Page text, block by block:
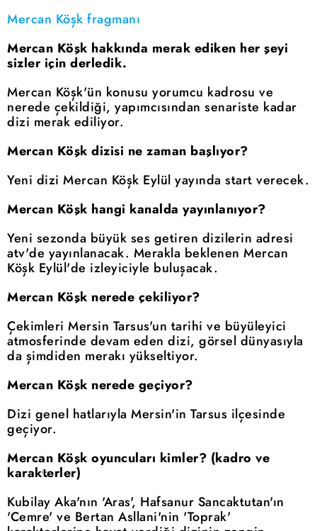
Mercan Köşk fragmanı
Mercan Köşk hakkında merak ediken her şeyi
sizler için derledik.
Mercan Köşk'ün konusu yorumcu kadrosu ve
nerede çekildiği, yapımcısından senariste kadar
dizi merak ediliyor.
Mercan Köşk dizisi ne zaman başlıyor?
Yeni dizi Mercan Köşk Eylül yayında start verecek.
Mercan Köşk hangi kanalda yayınlanıyor?
Yeni sezonda büyük ses getiren dizilerin adresi
atv'de yayınlanacak. Merakla beklenen Mercan
Köşk Eylül'de izleyiciyle buluşacak.
Mercan Köşk nerede çekiliyor?
Çekimleri Mersin Tarsus'un tarihi ve büyüleyici
atmosferinde devam eden dizi, görsel dünyasıyla
da şimdiden merakı yükseltiyor.
Mercan Köşk nerede geçiyor?
Dizi genel hatlarıyla Mersin'in Tarsus ilçesinde
geçiyor.
Mercan Köşk oyuncuları kimler? (kadro ve
karakterler)
Kubilay Aka'nın 'Aras', Hafsanur Sancaktutan'ın
'Cemre' ve Bertan Asllani'nin 'Toprak'